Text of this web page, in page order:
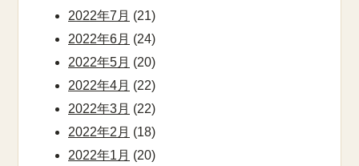
2022年7月 (21)
2022年6月 (24)
2022年5月 (20)
2022年4月 (22)
2022年3月 (22)
2022年2月 (18)
2022年1月 (20)